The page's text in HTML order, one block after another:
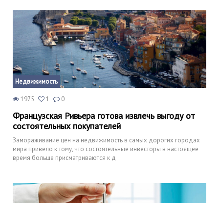
Недвижимость
1975 1 0
Французская Ривьера готова извлечь выгоду от
состоятельных покупателей
Замораживание цен на недвижимость в самых дорогих городах
мира привело к тому, что состоятельные инвесторы в настоящее
время больше присматриваются к д